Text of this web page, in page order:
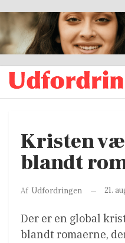
Kristen
blandt
Af Udfordringen 21.
Der er en global
blandt romaerne,